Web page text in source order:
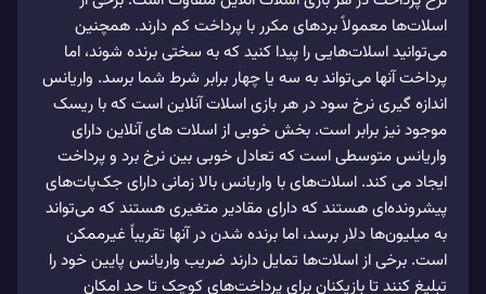
اسلات‌ها معمولاً بردهای مکرر با پرداخت کم دارند. همچنین
می‌توانید اسلات‌هایی را پیدا کنید که به سختی برنده شوند، اما
پرداخت آنها می‌تواند به سه یا چهار برابر شرط شما برسد. واریانس
اندازه گیری نرخ سود در هر بازی اسلات آنلاین است که با ریسک
موجود نیز برابر است. بخش خوبی از اسلات های آنلاین دارای
واریانس متوسطی است که تعادل خوبی بین نرخ برد و پرداخت
ایجاد می کند. اسلات‌های با واریانس بالا زمانی دارای جک‌پات‌های
پیشرونده‌ای هستند که دارای مقادیر متغیری هستند که می‌تواند
به میلیون‌ها دلار برسد، اما برنده شدن در آنها تقریباً غیرممکن
است. برخی از اسلات‌ها تمایل دارند ضریب واریانس پایین خود را
تبلیغ کنند تا بازیکنان برای پرداخت‌های کوچک تا حد امکان